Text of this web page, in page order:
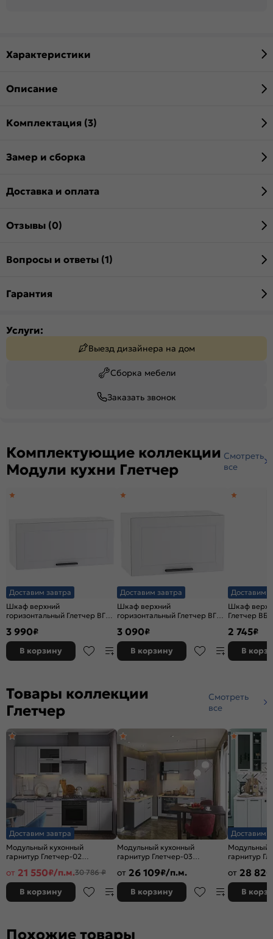
Характеристики
Описание
Комплектация (3)
Замер и сборка
Доставка и оплата
Отзывы (0)
Вопросы и ответы (1)
Гарантия
Услуги:
Выезд дизайнера на дом
Сборка мебели
Заказать звонок
Комплектующие коллекции
Модули кухни Глетчер
Смотреть
все
Доставим завтра
Шкаф верхний
горизонтальный Глетчер ВГ
3 990₽
В корзину
Доставим завтра
Шкаф верхний
горизонтальный Глетчер ВГ
3 090₽
В корзину
Доставим
Шкаф
Глетчер ВБ
2 745₽
В
Товары коллекции
Глетчер
Смотреть
все
Доставим завтра
Модульный кухонный
гарнитур Глетчер-02
2140x2400x600
от 21 550₽/п.м.30 786 ₽
В корзину
Модульный кухонный
гарнитур Глетчер-03
2140x1200/2000x600
от 26 109₽/п.м.
В корзину
Доставим
Модульный
гарнитур
от 28 820
В
Похожие товары